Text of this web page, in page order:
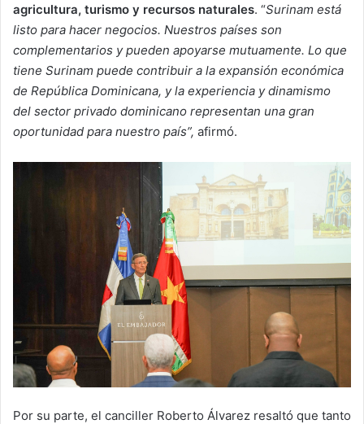
agricultura, turismo y recursos naturales. “Surinam está
listo para hacer negocios. Nuestros países son
complementarios y pueden apoyarse mutuamente. Lo que
tiene Surinam puede contribuir a la expansión económica
de República Dominicana, y la experiencia y dinamismo
del sector privado dominicano representan una gran
oportunidad para nuestro país”, afirmó.
Por su parte, el canciller Roberto Álvarez resaltó que tanto